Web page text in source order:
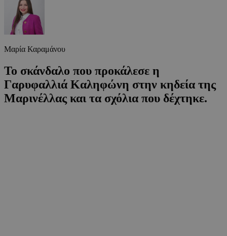
Μαρία Καραμάνου
Το σκάνδαλο που προκάλεσε η
Γαρυφαλλιά Καληφώνη στην κηδεία της
Μαρινέλλας και τα σχόλια που δέχτηκε.